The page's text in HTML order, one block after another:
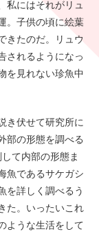
私にはそれがリュ
。子供の頃に絵葉
きたのだ。リュウ
されるようになっ
を見れない珍魚中
き伏せて研究所に
部の形態を調べる
て内部の形態ま
魚であるサケガシ
を詳しく調べるう
た。いったいこれ
ような生活をして